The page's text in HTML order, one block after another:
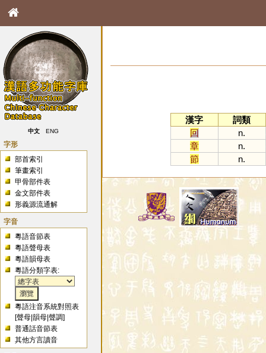
中文 ENG
字形
部首索引
筆畫索引
甲骨部件表
金文部件表
形義源流通解
字音
粵語音節表
粵語聲母表
粵語韻母表
粵語分類字表:
粵語注音系統對照表
[聲母 |韻母 |聲調]
普通話音節表
其他方言讀音
漢字
詞類
回
n.
章
n.
節
n.